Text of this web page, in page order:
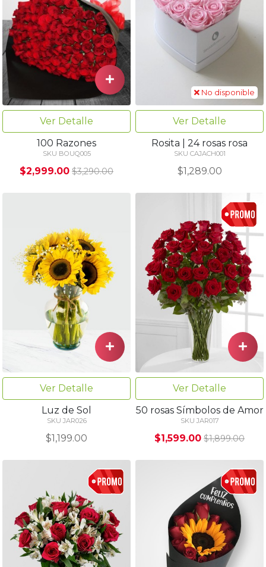
Ver Detalle
100 Razones
SKU BOUQ005
$2,999.00 $3,290.00
No disponible
Ver Detalle
Rosita | 24 rosas rosa
SKU CAJACH001
$1,289.00
Ver Detalle
Luz de Sol
SKU JAR026
$1,199.00
Ver Detalle
50 rosas Símbolos de Amor
SKU JAR017
$1,599.00 $1,899.00